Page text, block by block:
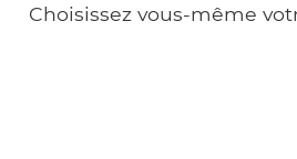
Choisissez vous-même